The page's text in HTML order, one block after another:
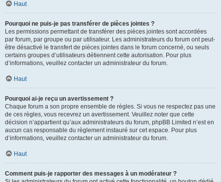
Haut
Pourquoi ne puis-je pas transférer de pièces jointes ?
Les permissions permettant de transférer des pièces jointes sont accordées
par forum, par groupe ou par utilisateur. Les administrateurs du forum ont peut-
être désactivé le transfert de pièces jointes dans le forum concerné, ou seuls
certains groupes d’utilisateurs détiennent cette autorisation. Pour plus
d’informations, veuillez contacter un administrateur du forum.
Haut
Pourquoi ai-je reçu un avertissement ?
Chaque forum a son propre ensemble de règles. Si vous ne respectez pas une
de ces règles, vous recevrez un avertissement. Veuillez noter que cette
décision n’appartient qu’aux administrateurs du forum, phpBB Limited n’est en
aucun cas responsable du règlement instauré sur cet espace. Pour plus
d’informations, veuillez contacter un administrateur du forum.
Haut
Comment puis-je rapporter des messages à un modérateur ?